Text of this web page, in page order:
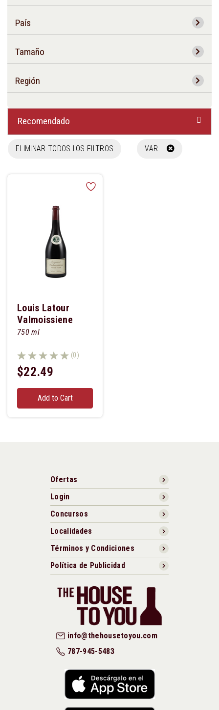
País
Tamaño
Región
Recomendado
ELIMINAR TODOS LOS FILTROS VAR
Louis Latour
Valmoissiene
750 ml
(0)
$22.49
Add to Cart
Ofertas
Login
Concursos
Localidades
Términos y Condiciones
Política de Publicidad
info@thehousetoyou.com
787-945-5483